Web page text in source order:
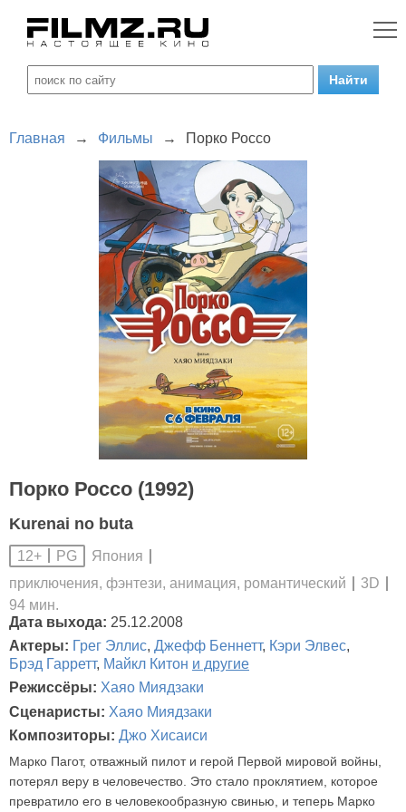
Главная → Фильмы → Порко Россо
Порко Россо (1992)
Kurenai no buta
12+ PG
Япония
приключения, фэнтези, анимация, романтический
3D
94 мин.
Дата выхода: 25.12.2008
Актеры: Грег Эллис, Джефф Беннетт, Кэри Элвес,
Брэд Гарретт, Майкл Китон и другие
Режиссёры: Хаяо Миядзаки
Сценаристы: Хаяо Миядзаки
Композиторы: Джо Хисаиси
Марко Пагот, отважный пилот и герой Первой мировой войны,
потерял веру в человечество. Это стало проклятием, которое
превратило его в человекообразную свинью, и теперь Марко